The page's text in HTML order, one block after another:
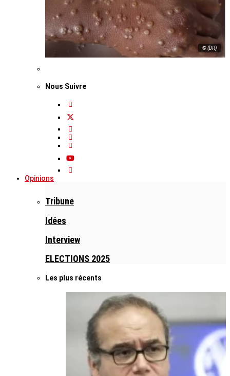
© (DR)
Nous Suivre
Opinions
Tribune
Idées
Interview
ELECTIONS 2025
Les plus récents